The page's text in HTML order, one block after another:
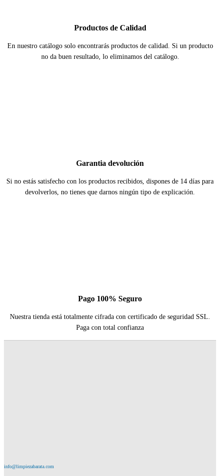
Productos de Calidad
En nuestro catálogo solo encontrarás productos de calidad. Si un producto
no da buen resultado, lo eliminamos del catálogo.
Garantia devolución
Si no estás satisfecho con los productos recibidos, dispones de 14 días para
devolverlos, no tienes que darnos ningún tipo de explicación.
Pago 100% Seguro
Nuestra tienda está totalmente cifrada con certificado de seguridad SSL.
Paga con total confianza
info@limpiezabarata.com